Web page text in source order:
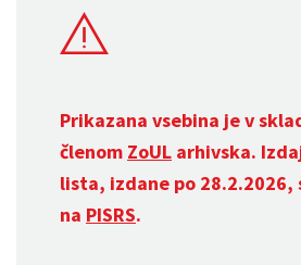
Prikazana vsebina je v
členom ZoUL arhivska.
lista, izdane po 28.2.2026,
na PISRS.